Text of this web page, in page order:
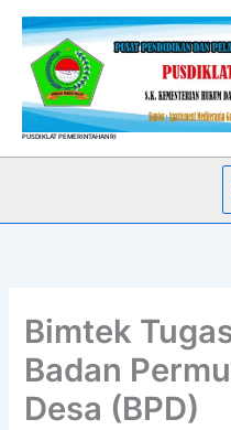
Skip
content
PUSDIKLAT PEMERINTAHAN RI
Bimtek
Badan
Desa (BPD)